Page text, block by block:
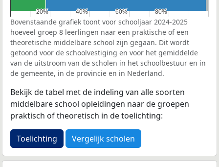
20%
20% 40%
40% 60%
60% 80%
80%
Bovenstaande grafiek toont voor schooljaar 2024-2025
hoeveel groep 8 leerlingen naar een praktische of een
theoretische middelbare school zijn gegaan. Dit wordt
getoond voor de schoolvestiging en voor het gemiddelde
van de uitstroom van de scholen in het schoolbestuur en in
de gemeente, in de provincie en in Nederland.
Bekijk de tabel met de indeling van alle soorten
middelbare school opleidingen naar de groepen
praktisch of theoretisch in de toelichting:
Toelichting Vergelijk scholen